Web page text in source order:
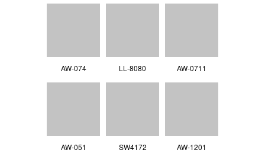
AW-074 LL‐8080 AW-0711
AW-051 SW4172 AW-1201